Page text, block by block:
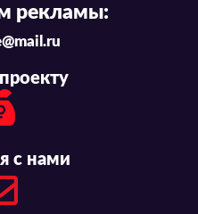
рекламы:
с нами